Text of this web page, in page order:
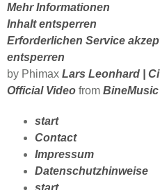
Mehr Informationen
Inhalt entsperren
Erforderlichen Service
entsperren
by Phimax Lars Leonhard |
Official Video from BineMusic
start
Contact
Impressum
Datenschutzhinweise
start